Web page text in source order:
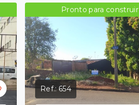
Pronto para construir
Ref.: 654